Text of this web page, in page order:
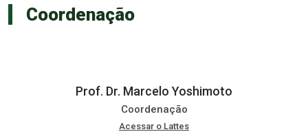
Coordenação
Prof. Dr. Marcelo Yoshimoto
Coordenação
Acessar o Lattes